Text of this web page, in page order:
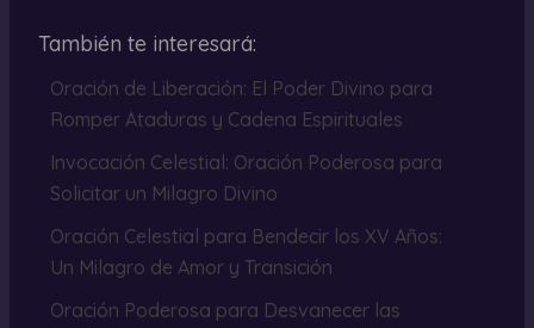
También te interesará:
Oración de Liberación: El Poder Divino para
Romper Ataduras y Cadena Espirituales
Invocación Celestial: Oración Poderosa para
Solicitar un Milagro Divino
Oración Celestial para Bendecir los XV Años:
Un Milagro de Amor y Transición
Oración Poderosa para Desvanecer las